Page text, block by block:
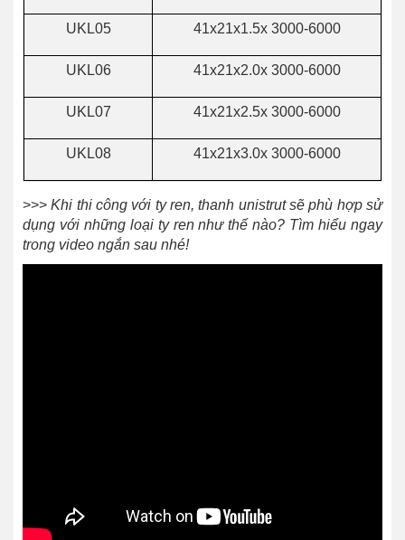
UKL05 41x21x1.5x 3000-6000
UKL06 41x21x2.0x 3000-6000
UKL07 41x21x2.5x 3000-6000
UKL08 41x21x3.0x 3000-6000
>>>Khi thi công với ty ren, thanh unistrut sẽ phù hợp sử
dụng với những loại ty ren như thế nào? Tìm hiểu ngay
trong video ngắn sau nhé!